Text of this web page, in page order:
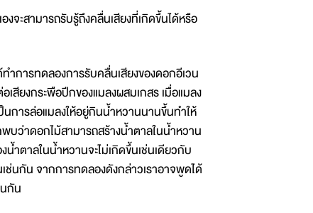
จะสามารถรับรู้ถึงคลื่นเสียงที่เกิดขึ้นได้หรือ
การทดลองการรับคลื่นเสียงของดอกอีเวน
สียงกระพือปีกของแมลงผสมเกสร เมื่อแมลง
นการล่อแมลงให้อยู่กินน้ำหวานนานขึ้นทำให้
พบว่าดอกไม้สามารถสร้างน้ำตาลในน้ำหวาน
ำตาลในน้ำหวานจะไม่เกิดขึ้นเช่นเดียวกับ
ช่นกัน จากการทดลองดังกล่าวเราอาจพูดได้
กัน